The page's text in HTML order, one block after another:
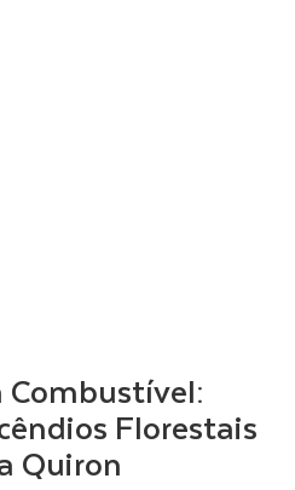
Combustível:
Florestais
Quiron